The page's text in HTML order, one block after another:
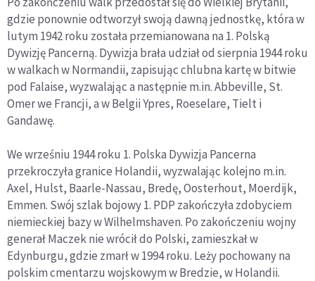
gdzie ponownie odtworzył swoją dawną jednostkę, która w
lutym 1942 roku została przemianowana na 1. Polską
Dywizję Pancerną. Dywizja brała udział od sierpnia 1944 roku
w walkach w Normandii, zapisując chlubna kartę w bitwie
pod Falaise, wyzwalając a następnie m.in. Abbeville, St.
Omer we Francji, a w Belgii Ypres, Roeselare, Tielt i
Gandawę.
We wrześniu 1944 roku 1. Polska Dywizja Pancerna
przekroczyła granice Holandii, wyzwalając kolejno m.in.
Axel, Hulst, Baarle-Nassau, Bredę, Oosterhout, Moerdijk,
Emmen. Swój szlak bojowy 1. PDP zakończyła zdobyciem
niemieckiej bazy w Wilhelmshaven. Po zakończeniu wojny
generał Maczek nie wrócił do Polski, zamieszkał w
Edynburgu, gdzie zmarł w 1994 roku. Leży pochowany na
polskim cmentarzu wojskowym w Bredzie, w Holandii.